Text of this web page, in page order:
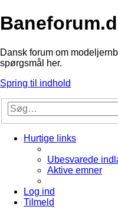
Dansk forum om
spørgsmål her.
Spring til indhold
Hurtige links
Ubesvarede
Aktive emner
Log ind
Tilmeld